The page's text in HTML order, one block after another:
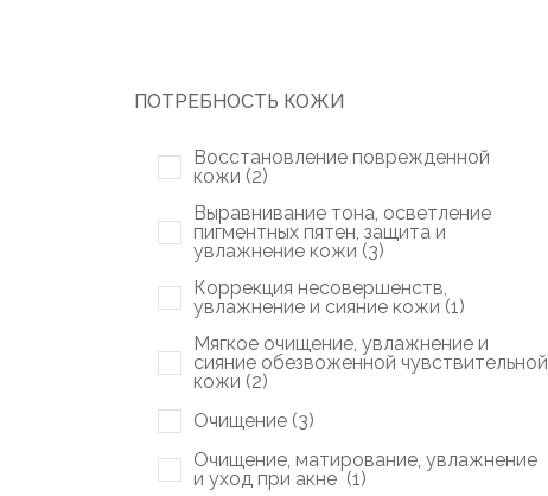
ПОТРЕБНОСТЬ КОЖИ
Восстановление поврежденной
кожи (2)
Выравнивание тона, осветление
пигментных пятен, защита и
увлажнение кожи (3)
Коррекция несовершенств,
увлажнение и сияние кожи (1)
Мягкое очищение, увлажнение и
сияние обезвоженной чувствительной
кожи (2)
Очищение (3)
Очищение, матирование, увлажнение
и уход при акне (1)